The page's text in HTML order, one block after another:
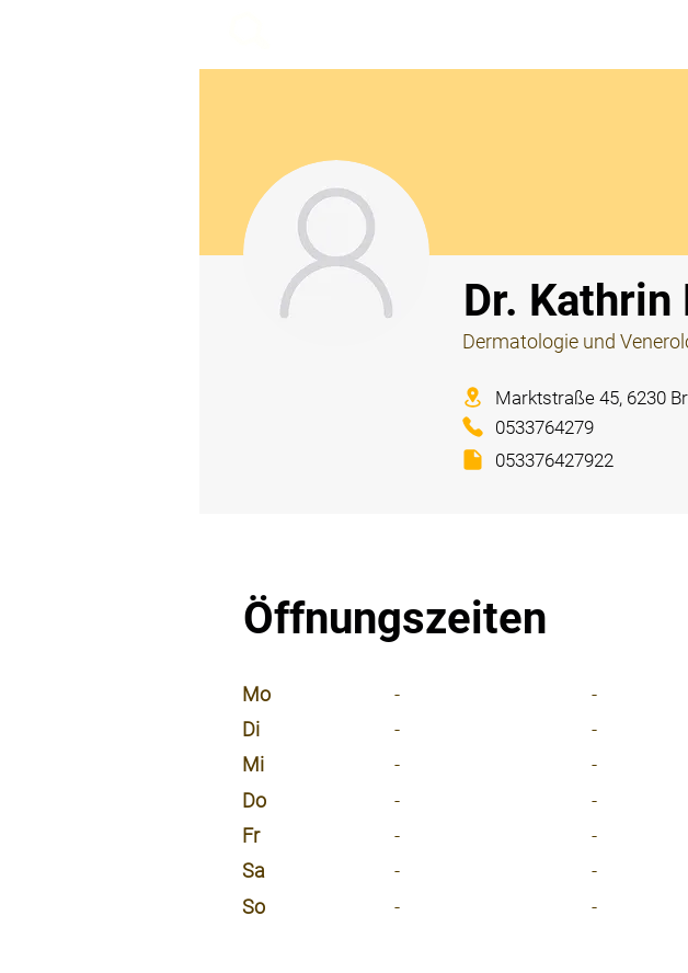
Dr. Kathrin
Dermatologie und
Marktstraße 45, 6230
0533764279
053376427922
Öffnungszeiten
Mo
-
-
Di
-
-
Mi
-
-
Do
-
-
Fr
-
-
Sa
-
-
So
- -